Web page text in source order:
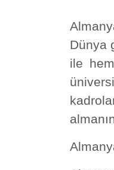
Dünya
ile